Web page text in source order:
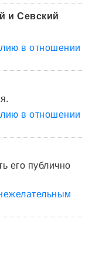
и Севский
в отношении
в отношении
его публично